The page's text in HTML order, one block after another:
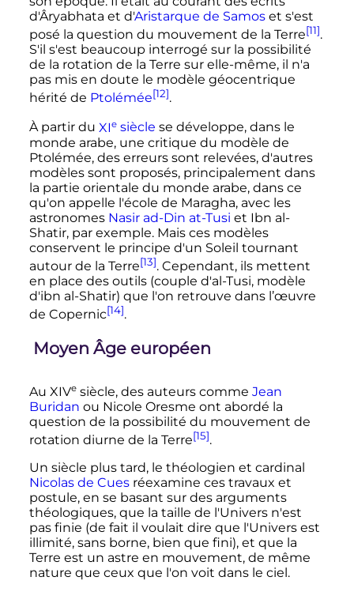
d'Âryabhata et d'Aristarque de Samoset s'est
posé la question du mouvement de la Terre[11].
S'il s'est beaucoup interrogé sur la possibilité
de la rotation de la Terre sur elle-même, il n'a
pas mis en doute le modèle géocentrique
hérité de Ptolémée[12].
À partir du XIesiècle se développe, dans le
monde arabe, une critique du modèle de
Ptolémée, des erreurs sont relevées, d'autres
modèles sont proposés, principalement dans
la partie orientale du monde arabe, dans ce
qu'on appelle l'école de Maragha, avec les
astronomes Nasir ad-Din at-Tusi et Ibn al-
Shatir, par exemple. Mais ces modèles
conservent le principe d'un Soleil tournant
autour de la Terre[13]. Cependant, ils mettent
en place des outils (couple d'al-Tusi, modèle
d'ibn al-Shatir) que l'on retrouve dans l’œuvre
de Copernic[14].
Moyen Âge européen
Au XIVe siècle, des auteurs comme Jean
Buridan ou Nicole Oresme ont abordé la
question de la possibilité du mouvement de
rotation diurne de la Terre[15].
Un siècle plus tard, le théologien et cardinal
Nicolas de Cuesréexamine ces travaux et
postule, en se basant sur des arguments
théologiques, que la taille de l'Univers n'est
pas finie (de fait il voulait dire que l'Univers est
illimité, sans borne, bien que fini), et que la
Terre est un astre en mouvement, de même
nature que ceux que l'on voit dans le ciel.